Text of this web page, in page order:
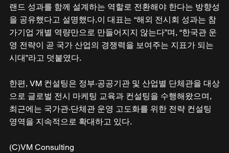
랜드 성과를 함께 설계하는 역할로 전환해야 한다는 방향성
을 공유했다고 설명했다.이 대표는 “해외 전시회 성과는 참
가기업 개별 역량만으로 만들어지지 않는다”며, “한국관 운
영 전략이 곧 국가 산업의 경쟁력을 보여주는 지표가 되는
시대”라고 덧붙였다.
한편, VM 컨설팅은 정부·공공기관 및 산업별 단체관을 대상
으로 글로벌 전시 마케팅 교육과 컨설팅을 수행해왔으며,
최근에는 국가관·단체관 운영 고도화를 위한 전략 컨설팅
영역을 지속적으로 확대하고 있다.
(C)VM Consulting